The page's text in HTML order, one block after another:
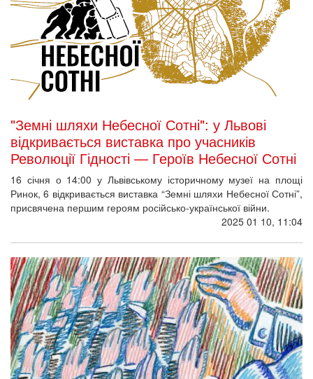
"Земні шляхи Небесної Сотні": у Львові
відкривається виставка про учасників
Революції Гідності — Героїв Небесної Сотні
16 січня о 14:00 у Львівському історичному музеї на площі
Ринок, 6 відкривається виставка “Земні шляхи Небесної Сотні”,
присвячена першим героям російсько-української війни.
2025 01 10, 11:04